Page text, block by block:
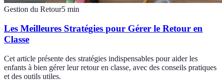
Gestion du Retour5 min
Les Meilleures Stratégies pour Gérer le Retour en
Classe
Cet article présente des stratégies indispensables pour aider les
enfants à bien gérer leur retour en classe, avec des conseils pratiques
et des outils utiles.